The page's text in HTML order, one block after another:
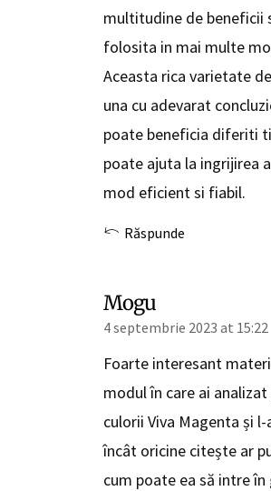
multitudine de beneficii
folosita in mai multe
Aceasta rica varietate
una cu adevarat
poate beneficia diferiti
poate ajuta la ingrijirea
mod eficient si fiabil.
Răspunde
Mogu
4 septembrie 2023 at 15:22
Foarte interesant
modul în care ai
culorii Viva Magenta și
încât oricine citește ar
cum poate ea să intre în